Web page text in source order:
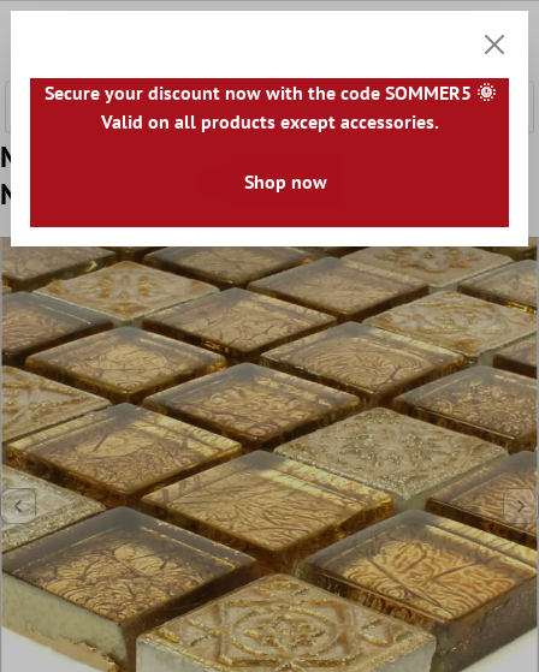
Model din Plăci De Mozaic Sticlă Piatră
Naturală Coloniale Aur
Secure your discount now with the code SOMMER5 🌞
Valid on all products except accessories.
Shop now